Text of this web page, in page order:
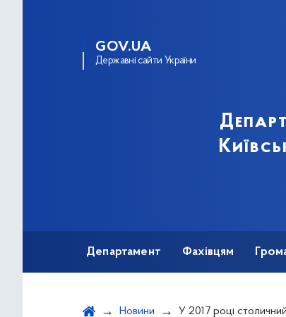
GOV.UA
Державні сайти України
Департамент Фахівцям
Новини У 2017 році столичний онкологічний центр буде